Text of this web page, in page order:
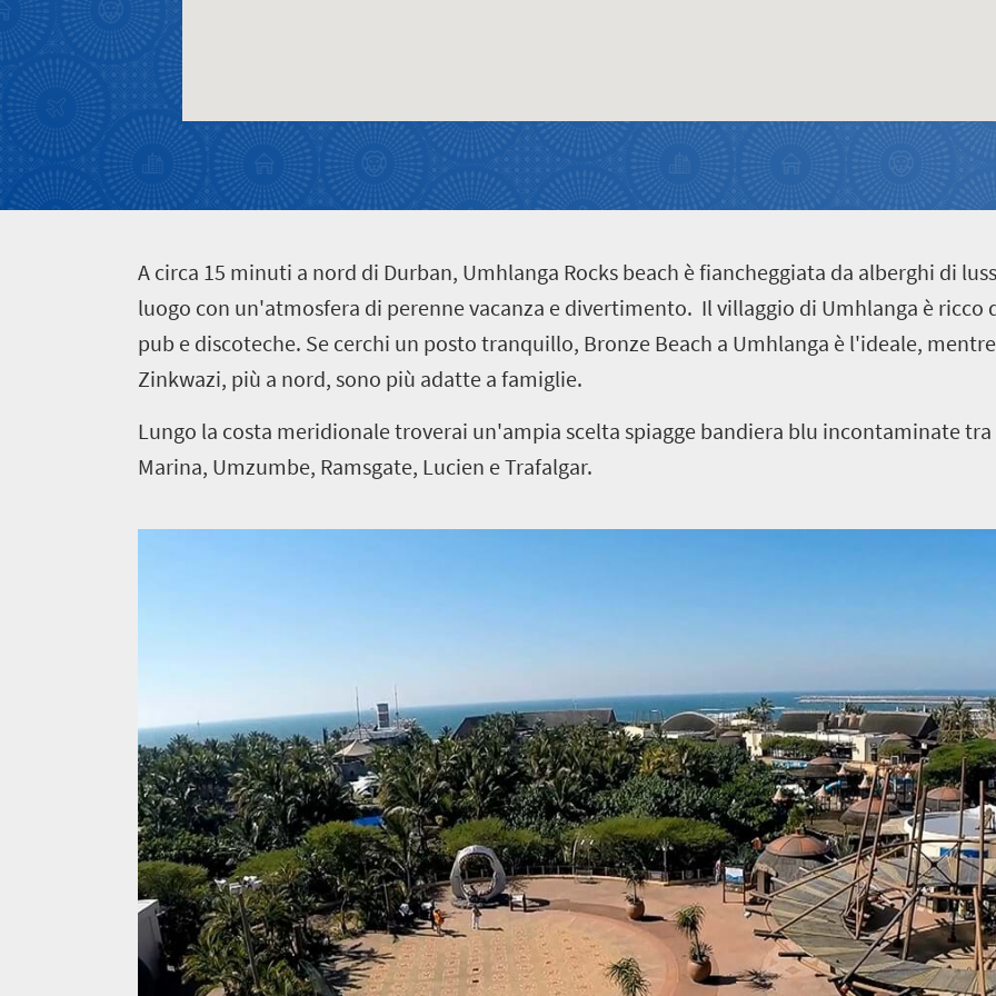
Vita
cittadina
movimentata
Cultura
vibrante
Fascino
delle
piccole
città
in
contatto
Acirca 15 minuti a nord di Durban, Umhlanga Rocks beach è fiancheggiata da alberghi di
luogo con un'atmosfera di perenne vacanza e divertimento. Il villaggio di Umhlanga è
pub e discoteche. Se cerchi un posto tranquillo, Bronze Beach a Umhlanga è l'ideale,
Zinkwazi, più a nord, sono più adatte a famiglie.
Lungo la costa meridionale troverai un'ampia scelta spiagge bandiera blu incontaminate
Marina, Umzumbe, Ramsgate, Lucien e Trafalgar.